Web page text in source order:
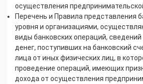
осуществления
Перечень и Правила представления
уровня и организациями,
виды банковских операций,
денег, поступивших на банковский
лица от иных физических лиц, в
проведение операций, имеющих
дохода от осуществления